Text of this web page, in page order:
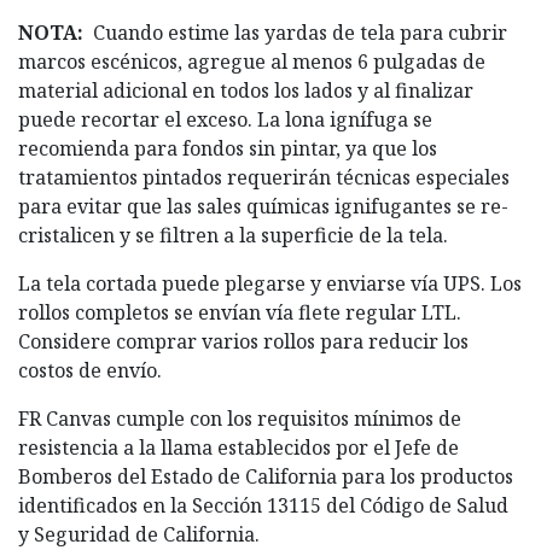
NOTA: Cuando estime las yardas de tela para cubrir
marcos escénicos, agregue al menos 6 pulgadas de
material adicional en todos los lados y al finalizar
puede recortar el exceso. La lona ignífuga se
recomienda para fondos sin pintar, ya que los
tratamientos pintados requerirán técnicas especiales
para evitar que las sales químicas ignifugantes se re-
cristalicen y se filtren a la superficie de la tela.
La tela cortada puede plegarse y enviarse vía UPS. Los
rollos completos se envían vía flete regular LTL.
Considere comprar varios rollos para reducir los
costos de envío.
FR Canvas cumple con los requisitos mínimos de
resistencia a la llama establecidos por el Jefe de
Bomberos del Estado de California para los productos
identificados en la Sección 13115 del Código de Salud
y Seguridad de California.